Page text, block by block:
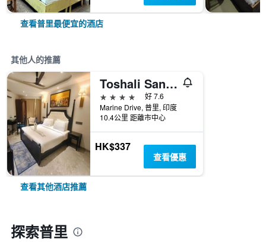
查看普里最便宜的酒店
其他人的推薦
Toshali Sands Ethnic Village R - 普里
4星級
好 7.6
Marine Drive, 普里, 印度
10.4公里 距離市中心
HK$337
查看優惠
查看其他酒店推薦
探索普里